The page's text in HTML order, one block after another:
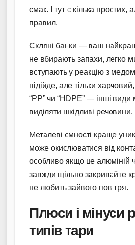
смак. І тут є кілька простих,
правил.
Скляні банки — ваш
не вбирають запахи, легко
вступають у реакцію з
підійде, але тільки
“PP” чи “HDPE” — інші види
виділяти шкідливі речовини.
Металеві ємності краще
може окислюватися від
особливо якщо це алюміній
завжди щільно закривайте
не любить зайвого повітря.
Плюси і мінуси
типів тари